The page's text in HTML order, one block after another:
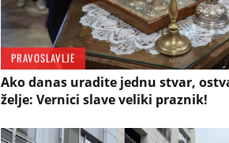
PRAVOSLAVLJE
Ako danas uradite jednu stvar,
želje: Vernici slave veliki praznik!